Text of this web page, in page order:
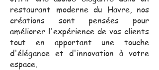
restaurant moderne du Havre, nos
créations sont pensées pour
améliorer l'expérience de vos clients
tout en apportant une touche
d'élégance et d'innovation à votre
espace.